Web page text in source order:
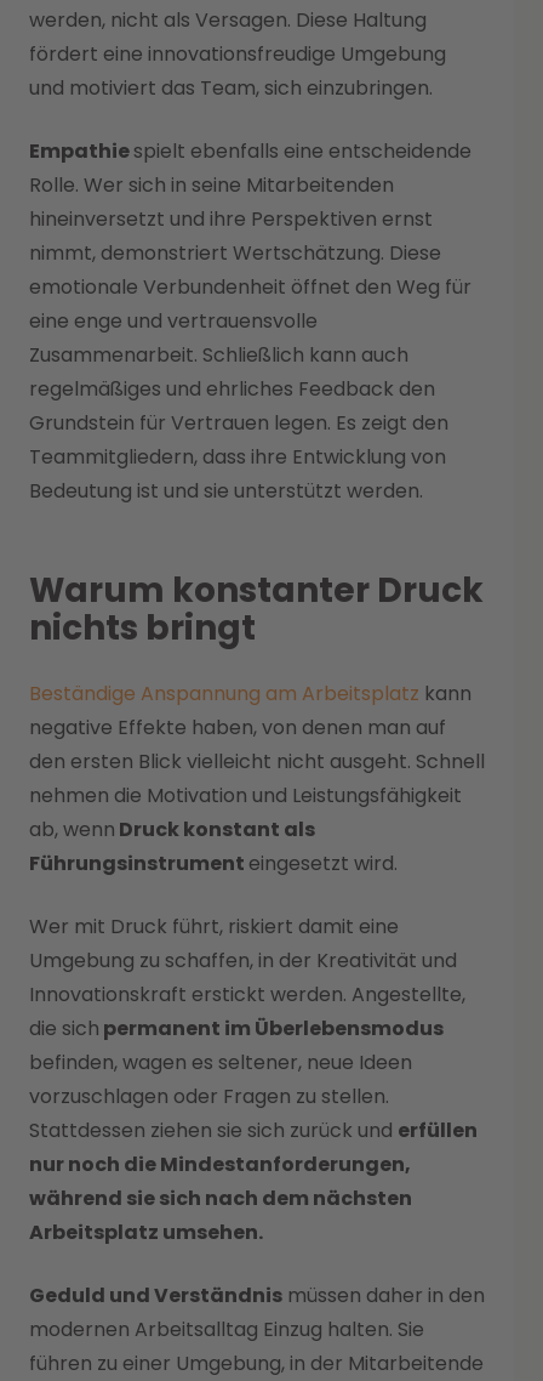
werden, nicht als Versagen. Diese Haltung
fördert eine innovationsfreudige Umgebung
und motiviert das Team, sich einzubringen.
Empathiespielt ebenfalls eine entscheidende
Rolle. Wer sich in seine Mitarbeitenden
hineinversetzt und ihre Perspektiven ernst
nimmt, demonstriert Wertschätzung. Diese
emotionale Verbundenheit öffnet den Weg für
eine enge und vertrauensvolle
Zusammenarbeit. Schließlich kann auch
regelmäßiges und ehrliches Feedback den
Grundstein für Vertrauen legen. Es zeigt den
Teammitgliedern, dass ihre Entwicklung von
Bedeutung ist und sie unterstützt werden.
Warum konstanter Druck
nichts bringt
Beständige Anspannung am Arbeitsplatz kann
negative Effekte haben, von denen man auf
den ersten Blick vielleicht nicht ausgeht. Schnell
nehmen die Motivation und Leistungsfähigkeit
ab, wenn Druck konstant als
Führungsinstrument eingesetzt wird.
Wer mit Druck führt, riskiert damit eine
Umgebung zu schaffen, in der Kreativität und
Innovationskraft erstickt werden. Angestellte,
die sich permanent im Überlebensmodus
befinden, wagen es seltener, neue Ideen
vorzuschlagen oder Fragen zu stellen.
Stattdessen ziehen sie sich zurück und erfüllen
nur noch die Mindestanforderungen,
während sie sich nach dem nächsten
Arbeitsplatz umsehen.
Geduld und Verständnis müssen daher in den
modernen Arbeitsalltag Einzug halten. Sie
führen zu einer Umgebung, in der Mitarbeitende